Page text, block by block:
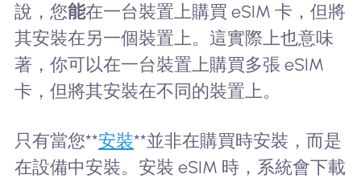
說，您能在一台裝置上購買 eSIM 卡，但將
其安裝在另一個裝置上。這實際上也意味
著，你可以在一台裝置上購買多張 eSIM
卡，但將其安裝在不同的裝置上。
只有當您**安裝**並非在購買時安裝，而是
在設備中安裝。安裝 eSIM 時，系統會下載